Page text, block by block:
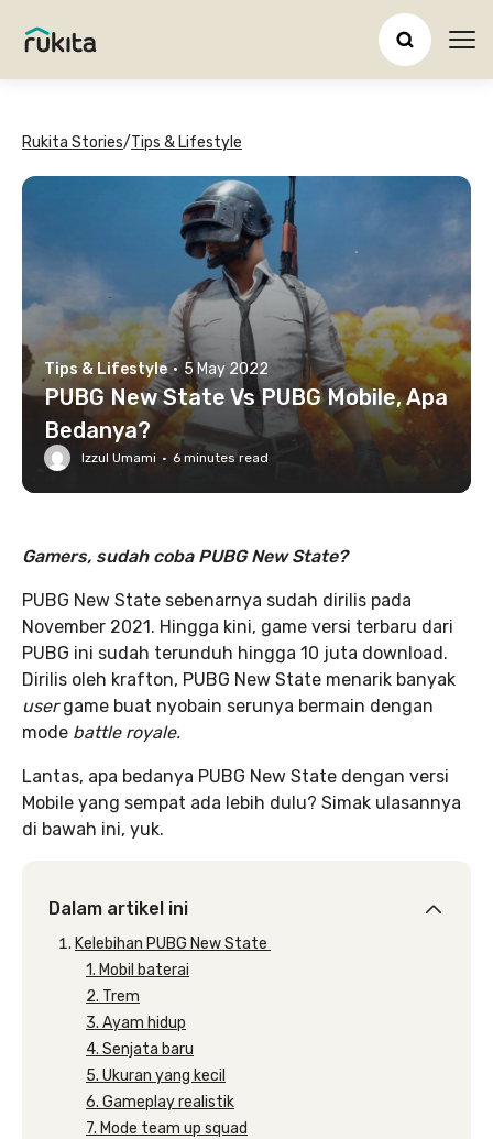
Rukita Stories/Tips & Lifestyle
Tips & Lifestyle · 5 May 2022
PUBG New State Vs PUBG Mobile, Apa
Bedanya?
Izzul Umami · 6 minutes read
Gamers, sudah coba PUBG New State?
PUBG New State sebenarnya sudah dirilis pada
November 2021. Hingga kini, game versi terbaru dari
PUBG ini sudah terunduh hingga 10 juta download.
Dirilis oleh krafton, PUBG New State menarik banyak
usergame buat nyobain serunya bermain dengan
mode battle royale.
Lantas, apa bedanya PUBG New State dengan versi
Mobile yang sempat ada lebih dulu? Simak ulasannya
di bawah ini, yuk.
Dalam artikel ini
Kelebihan PUBG New State
1. Mobil baterai
2. Trem
3. Ayam hidup
4. Senjata baru
5. Ukuran yang kecil
6. Gameplay realistik
7. Mode team up squad